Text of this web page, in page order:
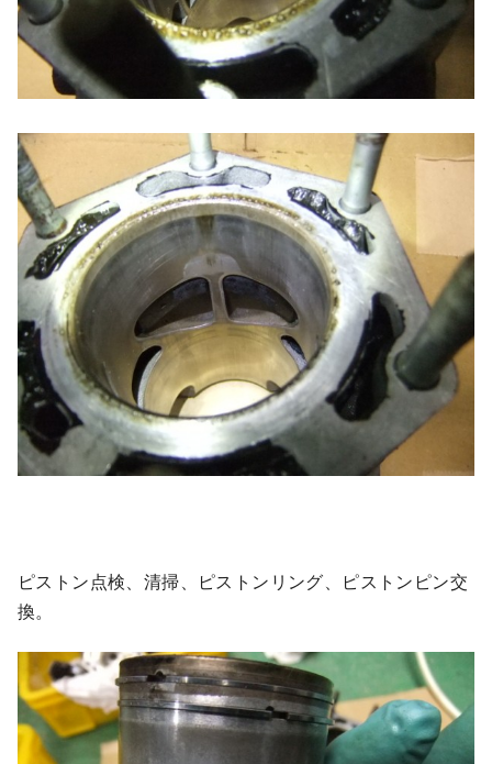
ピストン点検、清掃、ピストンリング、ピストンピン交
換。